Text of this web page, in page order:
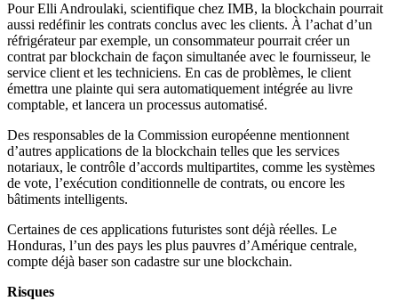
Pour Elli Androulaki, scientifique chez IMB, la blockchain pourrait
aussi redéfinir les contrats conclus avec les clients. À l’achat d’un
réfrigérateur par exemple, un consommateur pourrait créer un
contrat par blockchain de façon simultanée avec le fournisseur, le
service client et les techniciens. En cas de problèmes, le client
émettra une plainte qui sera automatiquement intégrée au livre
comptable, et lancera un processus automatisé.
Des responsables de la Commission européenne mentionnent
d’autres applications de la blockchain telles que les services
notariaux, le contrôle d’accords multipartites, comme les systèmes
de vote, l’exécution conditionnelle de contrats, ou encore les
bâtiments intelligents.
Certaines de ces applications futuristes sont déjà réelles. Le
Honduras, l’un des pays les plus pauvres d’Amérique centrale,
compte déjà baser son cadastre sur une blockchain.
Risques